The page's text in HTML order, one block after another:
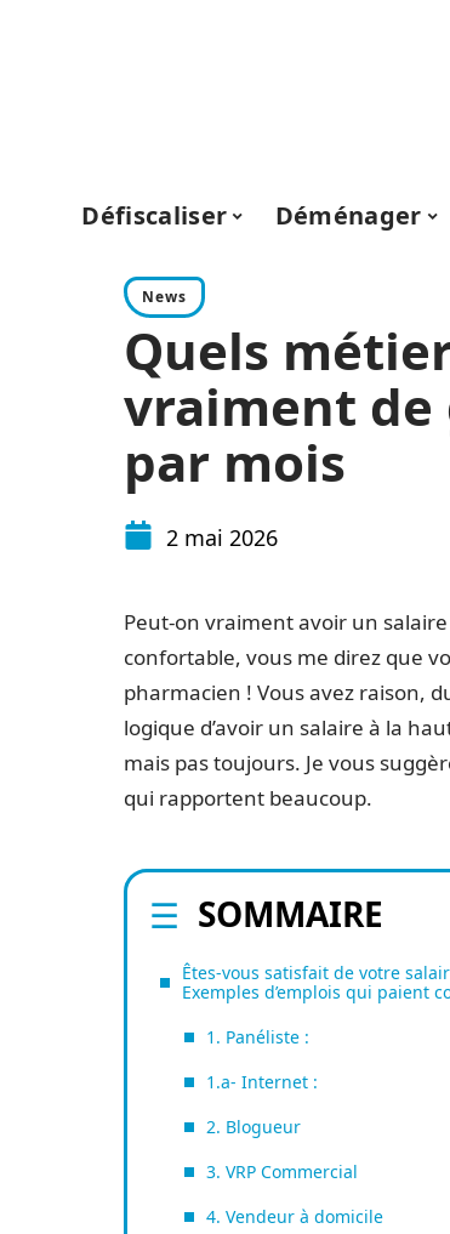
Défiscaliser Déménager
News
Quels
vraiment de
par mois
2 mai 2026
Peut-on vraiment avoir un
confortable, vous me direz que
pharmacien ! Vous avez raison,
logique d’avoir un salaire à la
mais pas toujours. Je vous
qui rapportent beaucoup.
SOMMAIRE
Êtes-vous satisfait de votre
Exemples d’emplois qui paient
1. Panéliste :
1.a- Internet :
2. Blogueur
3. VRP Commercial
4. Vendeur à domicile